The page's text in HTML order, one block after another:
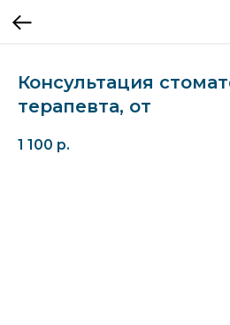
Консультация
терапевта, от
1 100 р.